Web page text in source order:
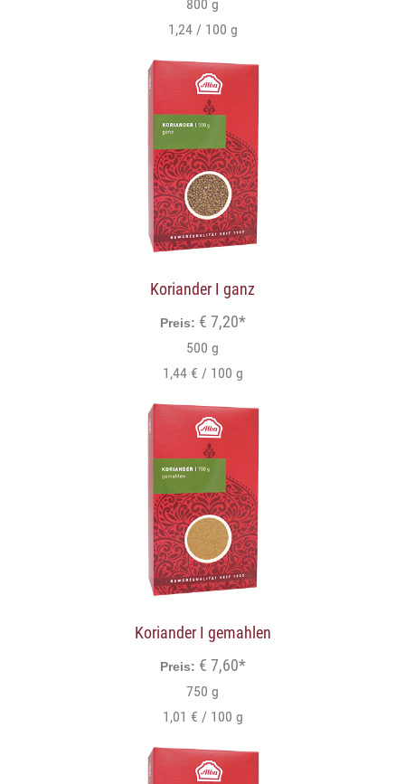
800 g
1,24 / 100 g
Koriander I ganz
Preis: € 7,20*
500 g
1,44 € / 100 g
Koriander I gemahlen
Preis: € 7,60*
750 g
1,01 € / 100 g